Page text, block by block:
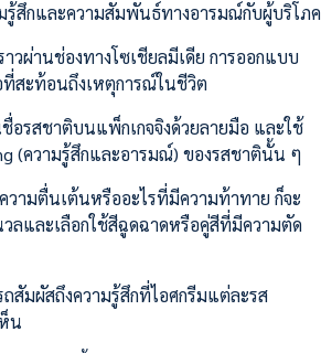
รู้สึกและความสัมพันธ์ทางอารมณ์กับผู้บริโภค
าวผ่านช่องทางโซเชียลมีเดีย การออกแบบ
ที่สะท้อนถึงเหตุการณ์ในชีวิต
อรสชาติบนแพ็กเกจจิงด้วยลายมือ และใช้
(ความรู้สึกและอารมณ์) ของรสชาตินั้น ๆ
ามตื่นเต้นหรืออะไรที่มีความท้าทาย ก็จะ
ลและเลือกใช้สีฉูดฉาดหรือคู่สีที่มีความตัด
สัมผัสถึงความรู้สึกที่ไอศกรีมแต่ละรส
น